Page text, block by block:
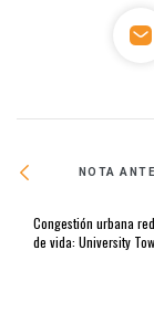
NOTA
Congestión urbana
de vida: University